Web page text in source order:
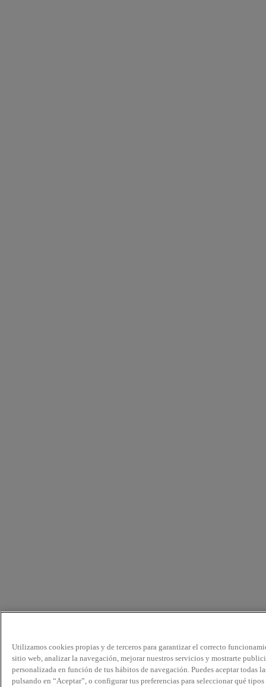
Utilizamos cookies propias y de terceros para garantizar el correcto
sitio web, analizar la navegación, mejorar nuestros servicios y mostrarte
personalizada en función de tus hábitos de navegación. Puedes aceptar todas
pulsando en “Aceptar”, o configurar tus preferencias para seleccionar qué tipos